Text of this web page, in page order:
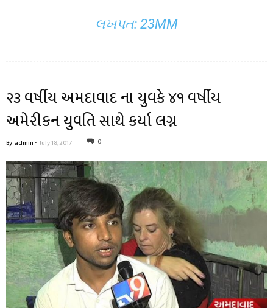
લખપત: 23MM
૨૩ વર્ષીય અમદાવાદ ના યુવકે ૪૧ વર્ષીય
અમેરીકન યુવતિ સાથે કર્યા લગ્ન
By admin- July 18, 2017 0